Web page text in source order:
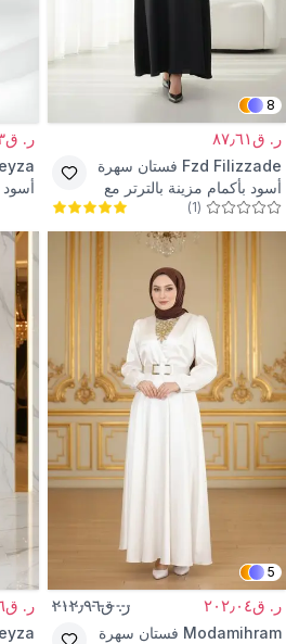
8
ر. ق٨٧٫٦١
Fzd Filizzade فستان سهرة
أسود بأكمام مزينة بالترتر مع
حزام
(
1
)
ر. ق٦٠٣٫٨٣
أسود
5
ر. ق٢٠٢٫٠٤ ر. ق٢١٢٫٩٦
Modamihram فستان سهرة
ر. ق٧٠٦٫٢٦